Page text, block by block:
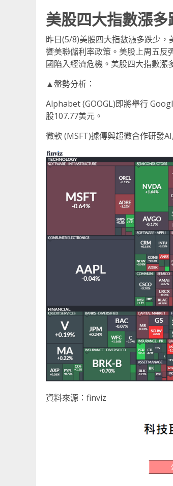
美股四大指數漲
昨日(5/8)美股四大指數漲多跌少
響美聯儲利率政策。美股上周五反
國陷入經濟危機。美股四大指數漲
▲盤勢分析：
Alphabet (GOOGL)即將舉行
股107.77美元。
微軟 (MSFT)據傳與超微合作研發
資料來源：finviz